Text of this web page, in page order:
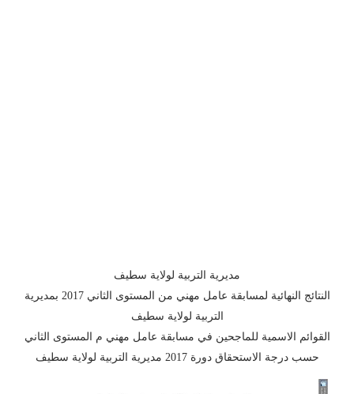
مديرية التربية لولاية سطيف
النتائج النهائية لمسابقة عامل مهني من المستوى الثاني 2017 بمديرية
التربية لولاية سطيف
القوائم الاسمية للماجحين في مسابقة عامل مهني م المستوى الثاني
حسب درجة الاستحقاق دورة 2017 مديرية التربية لولاية سطيف